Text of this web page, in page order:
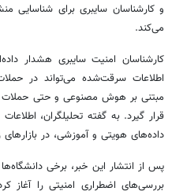
و کارشناسان سایبری برای شناسایی
می‌کند.
کارشناسان امنیت سایبری هشدار
اطلاعات سرقت‌شده می‌تواند در
مبتنی بر هوش مصنوعی و حتی حملات
قرار گیرد. به گفته تحلیلگران،
داده‌های هویتی و آموزشی، در بازارهای
پس از انتشار این خبر، برخی دانشگاه‌ها
بررسی‌های اضطراری امنیتی را آغاز